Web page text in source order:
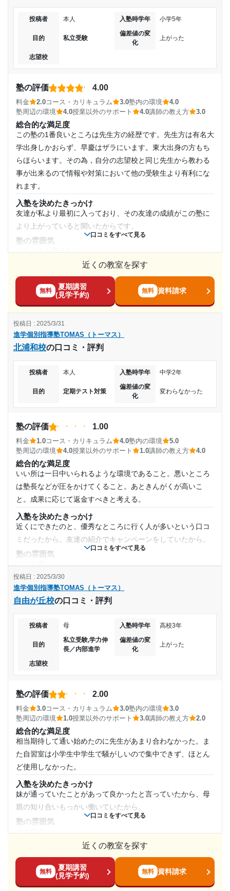
月額料金
40,001円〜50,000円
目的の達成度
未達成
目的の達成理由
まだ入塾したてで偏差値が上がった合格率が上がったと
いう具体的な結果が出ていないため。
志望校と合格状況
第一志望校：
進学個別指導塾TOMAS（トーマス） 船橋校の口コミをもっと見る
通塾頻度
週3日
1日あたりの授業時間
1時間未満
月額料金
40,001円〜50,000円
目的の達成度
目的の達成理由
内部進学が無事決まったため、達成されたと言えます。
志望校と合格状況
---
進学個別指導塾TOMAS（トーマス） 下北沢校の口コミをもっと見る
コース・カリキュラム
1人1人の目標に合わせてコースは設定されている。医学部専
門コースなども充実していたと思う。
講師の教え方
から。 また質問対応や添削も丁寧にしてくださった。とても
塾内の環境
池袋校舎はTOMAS本部のビルにあり、清掃などもしっかりさ
れているため非常に綺麗。1階にはレストランもあり設備は充
実している。
塾周辺の環境
校舎は綺麗だが、自習室は周りの声がとても聞こえるためイ
ヤホンや耳栓をしないと集中しにくい。
授業以外のサポート
(相談・面談、家庭学習のサポート、授業以外のコミュニケーション等)
普通。 特に面談などはないがたまに校舎から電話がかかって
くる。サポートはしっかりしてくれる方だと思う。
利用詳細
2024年9月〜2025年2月(6ヶ月)
入塾時の学年
浪人生
受講コース
通年
週3日
1日あたりの授業時間
3時間～4時間未満
40,001円〜50,000円
目的の達成度
目的の達成理由
ため。苦手だった英語も克服して得点源の科目にするこ
第二志望校：
合格
進学個別指導塾TOMAS（トーマス） 池袋本部校の口コミをもっと見
る
口コミをすべて見る
投稿者 本人 入塾時学年 小学5年
目的 私立受験
偏差値の変
化
上がった
志望校
塾の評価 4.00
料金 2.0コース・カリキュラム 3.0塾内の環境
4.0
塾周辺の環境
4.0授業以外のサポート 4.0講師の教え方 3.0
総合的な満足度
この塾の1番良いところは先生方の経歴です。先生方は有名大
学出身しかおらず、早慶はザラにいます。東大出身の方もち
らほらいます。その為，自分の志望校と同じ先生から教わる
事が出来るので情報や対策において他の受験生より有利にな
れます。
入塾を決めたきっかけ
友達が私より最初に入っており、その友達の成績がこの塾に
より上がっていると聞いたからです。
塾の雰囲気
個別指導とゆう事もあり他の塾よりは高いです。しかし、先
生方のクオリティを考慮するとこのくらいの値段が妥当だと
思われます
コースは生徒それぞれのニーズに合わせたものがあります。
内部進学の人にも小学校から大学受験の人にもコースは用意
されています
教師によって当たり外れがあります。また質問をしに講師室
に行ってもその教科の先生がいない事が多いです。
しやすいです。また、消毒もしっかりされておりコロナなど
の感染病対策もしっかりとしています
塾周辺の環境
地下鉄成増駅の出口からとても近く、周辺に飲食店も多い為
利便性は高いです。1日中塾にいる時でもいつでも外にお昼ご
飯を食べにいけます
授業以外のサポート
授業以外に積極的にコミュニケーションを取ろうとしてくれ
る先生だったので受験期のストレス解消にとても役立ちまし
通塾期間
2018年12月〜2025年3月(6年4ヶ月)
入塾時の学年
小学5年
通年
通塾頻度
週3日
1日あたりの授業時間
1時間～2時間未満
月額料金
目的の達成度
近くの教室を探す
無料
夏期講習
(見学予約)
無料 資料請求
口コミをすべて見る
進学個別指導塾TOMAS（トーマス）
北浦和校の口コミ・評判
投稿日 : 2025/3/31
投稿者 本人 入塾時学年 中学2年
目的 定期テスト対策
偏差値の変
化
変わらなかった
塾の評価 1.00
料金 1.0コース・カリキュラム 4.0塾内の環境
5.0
塾周辺の環境
4.0授業以外のサポート 1.0講師の教え方 4.0
総合的な満足度
いい所は一日中いられるような環境であること。悪いところ
は塾長などが圧をかけてくること。あときんがくが高いこ
と。成果に応じて返金すべきと考える。
入塾を決めたきっかけ
近くにできたのと、優秀なところに行く人が多いという口コ
ミだったから。友達の紹介でキャンペーンをしていたから。
塾の雰囲気
料金
成績に応じた料金だとは考えられないほど高く、家計に歪み
が生じるほどだった。そして塾を辞める時にドブに捨てたと
コース・カリキュラム
コースは通塾だったが、毎週行くことが苦になるようなこと
はあまりなかった。しかしそれと成績が上がるかは別だっ
た。
塾講師の教え方は美味かったと思うが、宿題が頭が悪い人向
ルマに応じたものが出され、分からないことが多い。
塾内の環境
ウォーターサーバー、中の空間の白さなどが相まって綺麗に
見えるから。そして駅に近いこと、エレベーターがあること
なども理由である。
塾周辺の環境
ウォーターサーバーやソファーなどがあり、休憩したりリラ
ックスするには最適な環境だと考える。
授業以外のサポート
(相談・面談、家庭学習のサポート、授業以外のコミュニケーション等)
れを実現することが出来なかったから。
利用詳細
通塾期間
口コミをすべて見る
進学個別指導塾TOMAS（トーマス）
自由が丘校の口コミ・評判
投稿日 : 2025/3/30
投稿者 母 入塾時学年 高校3年
目的
私立受験,学力伸
長／内部進学
偏差値の変
化
上がった
志望校
塾の評価 2.00
料金 3.0コース・カリキュラム 3.0塾内の環境
3.0
塾周辺の環境
1.0授業以外のサポート 3.0講師の教え方 2.0
総合的な満足度
相当期待して通い始めたのに先生があまり合わなかった。ま
た自習室は小学生中学生で騒がしいので集中できず、ほとん
ど使用しなかった。
入塾を決めたきっかけ
妹が通っていたことがあって良かったと言っていたから、母
親の知り合いもっかい働いていたから。
塾の雰囲気
この塾は料金の8割を自ら負担したので僕としてはかなりきつ
かった。しかし完全マンツーマンスタイルで講師によって金
額が違う点が良いと思う。
近くの教室を探す
無料
夏期講習
(見学予約)
無料 資料請求